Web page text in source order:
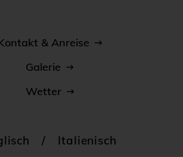
& Anreise
Galerie
Wetter
/ Italienisch